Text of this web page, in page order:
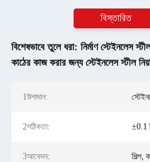
বিস্তারিত
বিশেষভাবে তুলে ধরা: নির্মাণ স্টেইনলেস
কাঠের কাজ করার জন্য স্টেইনলেস স্টীল
1উপাদান:
2সঠিকতা: ±0.1
3আবেদন: শিল্প,